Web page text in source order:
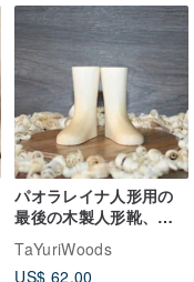
パオラレイナ人形用の
最後の木製人形靴、カ
ジュアルシューズ用の
木製靴フォームPa
TaYuriWoods
US$ 62.00